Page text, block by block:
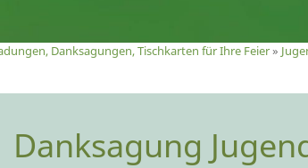
Danksagungen, Tischkarten für Ihre Feier»
Danksagung